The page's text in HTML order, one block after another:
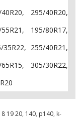
295/40R20,
195/80R17,
255/40R21,
305/30R22,
19 20, 140, p140, k-